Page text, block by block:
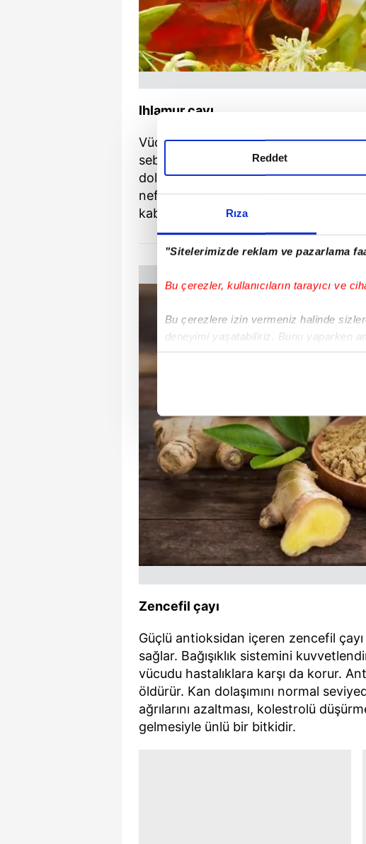
Rıza
"Sitelerimizde reklam ve pazarlama
Bu çerezler, kullanıcıların tarayıcı ve
Bu çerezlere izin vermeniz halinde
deneyimi yaşatabiliriz. Bunu yaparken
içerikleri sunabilmek adına elimizden
Sizlere daha iyi bir hizmet sunabilmek
çerezler vasıtasıyla çeşitli kişisel
amacıyla kullanılmaktadır. Diğer
reklam/pazarlama faaliyetlerinin
Çerezlere ilişkin tercihlerinizi aşağıda
butonuna tıklayabilir,Çerez
Reddet
Ihlamur çayı
Vücut direncini artırma özelliğiyle
sebebiyet veren bakterilerin vücuttan
dolaşımını arttırdığı için üşümemenizi
nefes açıcı özelliğe de sahiptir.
kabızlığa da iyi gelir. Kilo vermek
Zencefil çayı
Güçlü antioksidan içeren zencefil
sağlar. Bağışıklık sistemini
vücudu hastalıklara karşı da korur.
öldürür. Kan dolaşımını normal
ağrılarını azaltması, kolestrolü
gelmesiyle ünlü bir bitkidir.